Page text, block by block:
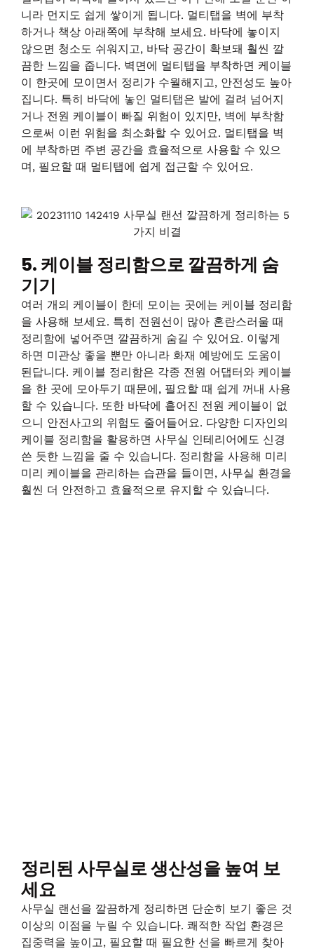
니라 먼지도 쉽게 쌓이게 됩니다. 멀티탭을 벽에 부착
하거나 책상 아래쪽에 부착해 보세요. 바닥에 놓이지
않으면 청소도 쉬워지고, 바닥 공간이 확보돼 훨씬 깔
끔한 느낌을 줍니다. 벽면에 멀티탭을 부착하면 케이블
이 한곳에 모이면서 정리가 수월해지고, 안전성도 높아
집니다. 특히 바닥에 놓인 멀티탭은 발에 걸려 넘어지
거나 전원 케이블이 빠질 위험이 있지만, 벽에 부착함
으로써 이런 위험을 최소화할 수 있어요. 멀티탭을 벽
에 부착하면 주변 공간을 효율적으로 사용할 수 있으
며, 필요할 때 멀티탭에 쉽게 접근할 수 있어요.
5. 케이블 정리함으로 깔끔하게 숨
기기
여러 개의 케이블이 한데 모이는 곳에는 케이블 정리함
을 사용해 보세요. 특히 전원선이 많아 혼란스러울 때
정리함에 넣어주면 깔끔하게 숨길 수 있어요. 이렇게
하면 미관상 좋을 뿐만 아니라 화재 예방에도 도움이
된답니다. 케이블 정리함은 각종 전원 어댑터와 케이블
을 한 곳에 모아두기 때문에, 필요할 때 쉽게 꺼내 사용
할 수 있습니다. 또한 바닥에 흩어진 전원 케이블이 없
으니 안전사고의 위험도 줄어들어요. 다양한 디자인의
케이블 정리함을 활용하면 사무실 인테리어에도 신경
쓴 듯한 느낌을 줄 수 있습니다. 정리함을 사용해 미리
미리 케이블을 관리하는 습관을 들이면, 사무실 환경을
훨씬 더 안전하고 효율적으로 유지할 수 있습니다.
정리된 사무실로 생산성을 높여 보
세요
사무실 랜선을 깔끔하게 정리하면 단순히 보기 좋은 것
이상의 이점을 누릴 수 있습니다. 쾌적한 작업 환경은
집중력을 높이고, 필요할 때 필요한 선을 빠르게 찾아